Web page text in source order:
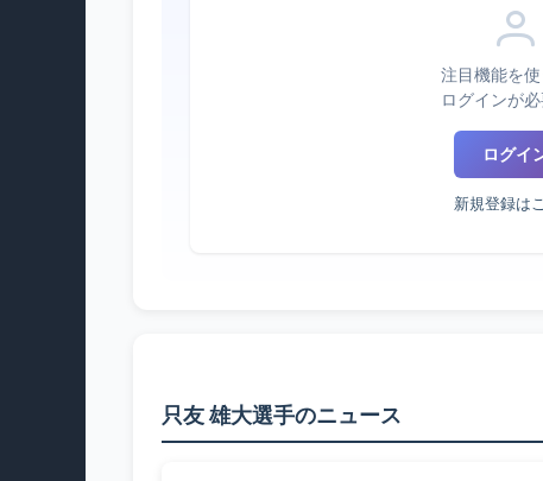
注目機能を
ログインが
ログイ
新規登録は
只友 雄大選手のニュース